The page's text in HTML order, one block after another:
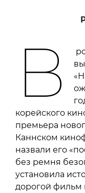
В
корейского
премьера
Каннском
назвали его
без ремня
установила
дорогой фильм